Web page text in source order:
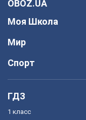
OBOZ.UA
Моя Школа
Мир
Спорт
ГДЗ
1 класс